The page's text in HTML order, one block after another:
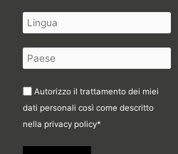
Autorizzo il trattamento dei miei
dati personali così come descritto
nella privacy policy*